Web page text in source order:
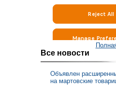
Все новости
Объявлен
на мартовские